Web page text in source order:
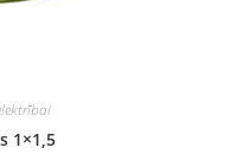
1×1,5